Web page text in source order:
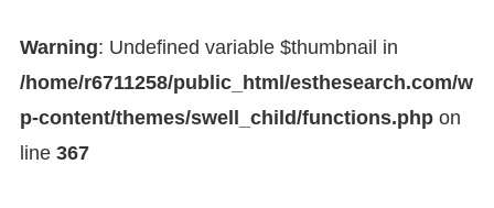
Warning: Undefined variable $thumbnail in
/home/r6711258/public_html/esthesearch.com/w
p-content/themes/swell_child/functions.phpon
line 367